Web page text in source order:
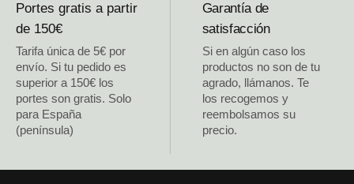
Portes gratis a partir
de 150€
Tarifa única de 5€ por
envío. Si tu pedido es
superior a 150€ los
portes son gratis. Solo
para España
(península)
Garantía de
satisfacción
Si en algún caso los
productos no son de tu
agrado, llámanos. Te
los recogemos y
reembolsamos su
precio.